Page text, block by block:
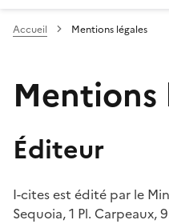
Accueil Mentions légales
Mentions
Éditeur
I-cites est édité par le
Sequoia, 1 Pl. Carpeaux,